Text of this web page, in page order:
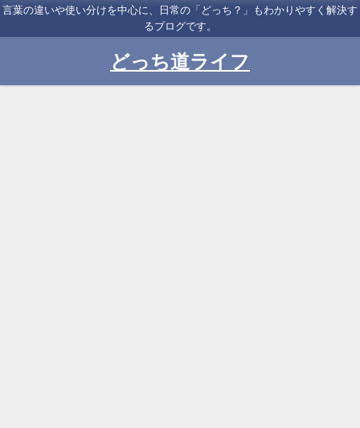
言葉の違いや使い分けを中心に、日常の「どっち？」もわかりやすく解決す
るブログです。
どっち道ライフ